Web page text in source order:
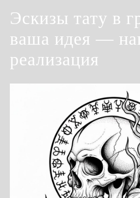
Эскизы тату в
ваша идея —
реализация